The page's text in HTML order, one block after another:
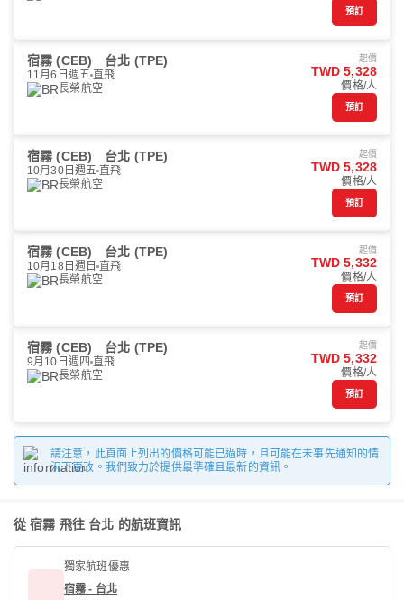
預訂
宿霧 (CEB) 台北 (TPE)
11月6日週五 直飛
長榮航空
起價
TWD 5,328
價格/人
預訂
宿霧 (CEB) 台北 (TPE)
10月30日週五 直飛
長榮航空
起價
TWD 5,328
價格/人
預訂
宿霧 (CEB) 台北 (TPE)
10月18日週日 直飛
長榮航空
起價
TWD 5,332
價格/人
預訂
宿霧 (CEB) 台北 (TPE)
9月10日週四 直飛
長榮航空
起價
TWD 5,332
價格/人
預訂
請注意，此頁面上列出的價格可能已過時，且可能在未事先通知的情
況下更改。我們致力於提供最準確且最新的資訊。
從 宿霧 飛往 台北 的航班資訊
獨家航班優惠
宿霧 - 台北